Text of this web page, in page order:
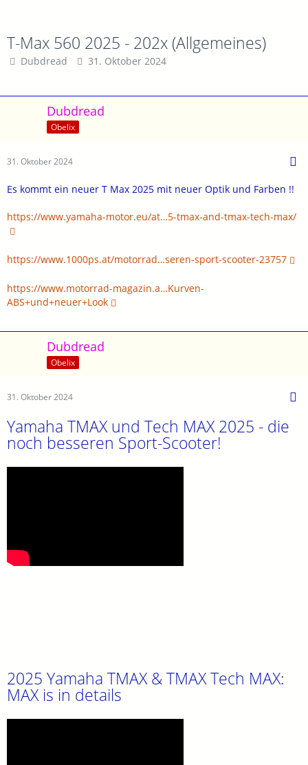
T-Max 560 2025 - 202x (Allgemeines)
Dubdread 31. Oktober 2024
Dubdread
Obelix
31. Oktober 2024
Es kommt ein neuer T Max 2025 mit neuer Optik und Farben !!
https://www.yamaha-motor.eu/at…5-tmax-and-tmax-tech-max/
https://www.1000ps.at/motorrad…seren-sport-scooter-23757
https://www.motorrad-magazin.a…Kurven-
ABS+und+neuer+Look
Dubdread
Obelix
31. Oktober 2024
Yamaha TMAX und Tech MAX 2025 - die
noch besseren Sport-Scooter!
2025 Yamaha TMAX & TMAX Tech MAX:
MAX is in details